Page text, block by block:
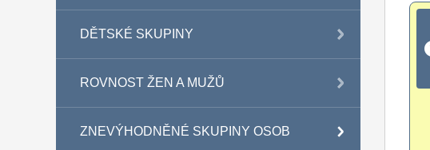
DĚTSKÉ SKUPINY
ROVNOST ŽEN A MUŽŮ
ZNEVÝHODNĚNÉ SKUPINY OSOB